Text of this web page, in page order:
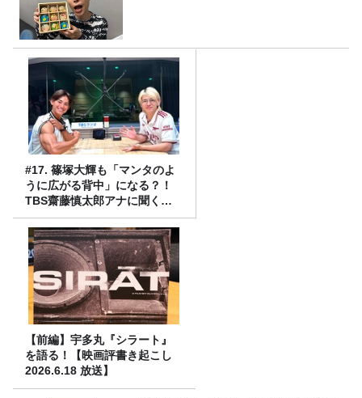
#17. 篠塚大輝も「マンタのよ
うに広がる背中」になる？！
TBS齋藤慎太郎アナに聞くメ
ンズフィジークの魅力！！
【前編】宇多丸『シラート』
を語る！【映画評書き起こし
2026.6.18 放送】